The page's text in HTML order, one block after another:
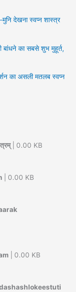
देखना स्वप्न शास्त्र
का सबसे शुभ मुहूर्त,
का असली मतलब स्वप्न
| 0.00 KB
| 0.00 KB
| 0.00 KB
dashashlokeestuti